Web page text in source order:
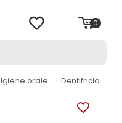
0
Igiene orale > Dentifricio